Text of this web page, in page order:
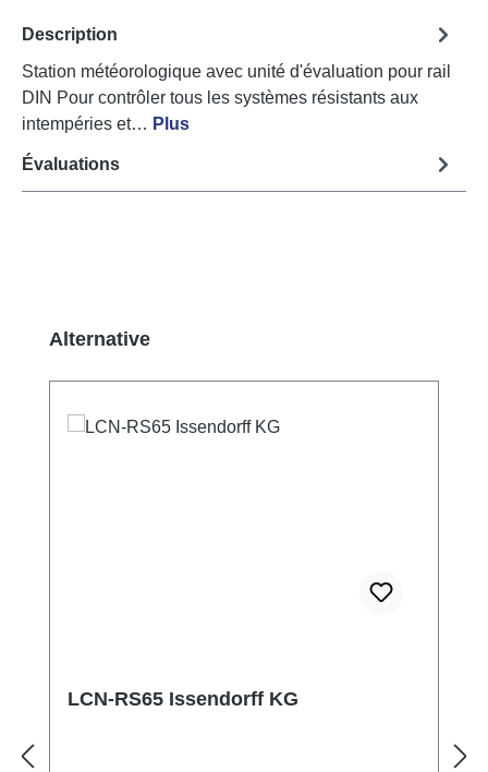
Description
Station météorologique avec unité d'évaluation pour rail
DIN Pour contrôler tous les systèmes résistants aux
intempéries et… Plus
Évaluations
Ignorer la galerie de produits
Alternative
LCN-RS65 Issendorff KG